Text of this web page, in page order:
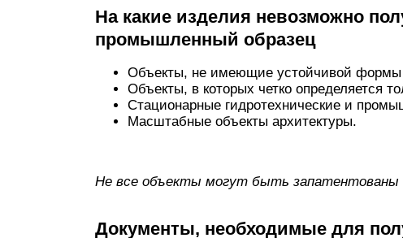
На какие изделия невозможно
промышленный образец
Объекты, не имеющие устойчивой формы
Объекты, в которых четко определяется
Стационарные гидротехнические и
Масштабные объекты архитектуры.
Не все объекты могут быть запатентованы
Документы, необходимые для